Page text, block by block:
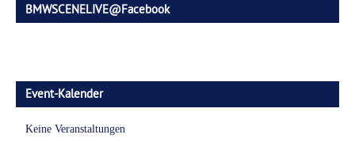
BMWSCENELIVE@Facebook
Event-Kalender
Keine Veranstaltungen